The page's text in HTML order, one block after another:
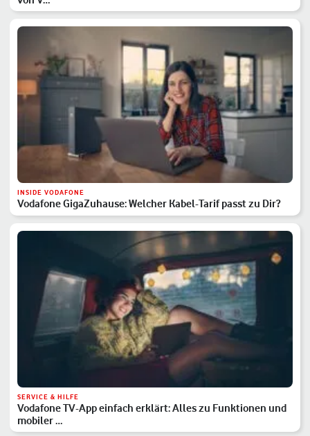
INSIDE VODAFONE
Vodafone GigaZuhause: Welcher Kabel-Tarif passt zu Dir?
SERVICE & HILFE
Vodafone TV-App einfach erklärt: Alles zu Funktionen und
mobiler …